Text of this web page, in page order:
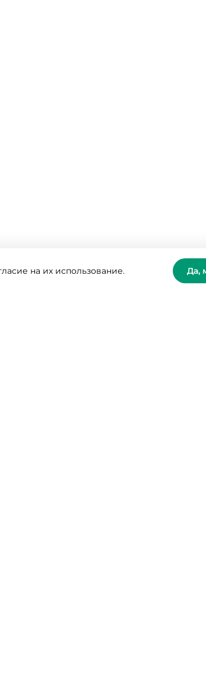
на их использование. Да,